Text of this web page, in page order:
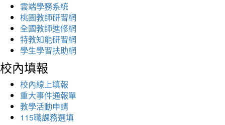
雲端學務系統
桃園教師研習網
全國教師進修網
特教知能研習網
學生學習扶助網
校內填報
校內線上填報
重大事件通報單
教學活動申請
115職課務選填